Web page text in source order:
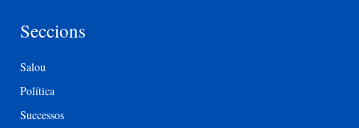
Seccions
Salou
Política
Successos